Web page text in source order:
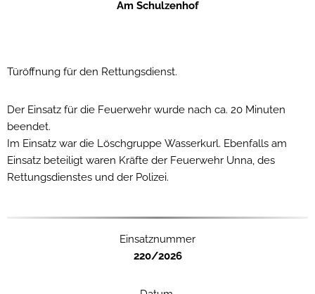
Am Schulzenhof
Türöffnung für den Rettungsdienst.
Der Einsatz für die Feuerwehr wurde nach ca. 20 Minuten
beendet.
Im Einsatz war die Löschgruppe Wasserkurl. Ebenfalls am
Einsatz beteiligt waren Kräfte der Feuerwehr Unna, des
Rettungsdienstes und der Polizei.
Einsatznummer
220/2026